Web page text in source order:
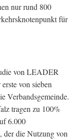
nur rund 800
für
von LEADER
von sieben
Verbandsgemeinde.
tragen zu 100%
6.000
der die Nutzung von